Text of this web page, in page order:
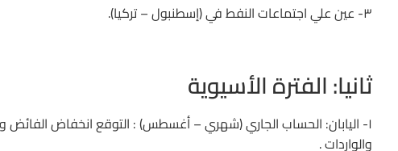
٣- عين علي اجتماعات النفط في (إسطنبول – تركيا).
ثانيا: الفترة الأسيوية
١- اليابان: الحساب الجاري (شهري – أغسطس) : التوقع انخفاض الفائض
والواردات .